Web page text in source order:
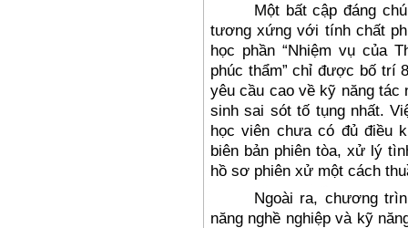
Một bất cập đáng
tương xứng với tính chất
học phần “Nhiệm vụ của
phúc thẩm” chỉ được bố trí
yêu cầu cao về kỹ năng tác
sinh sai sót tố tụng nhất.
học viên chưa có đủ điều
biên bản phiên tòa, xử lý
hồ sơ phiên xử một cách
Ngoài ra, chương
năng nghề nghiệp và kỹ